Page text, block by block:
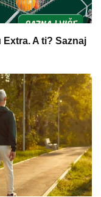
A ti? Saznaj